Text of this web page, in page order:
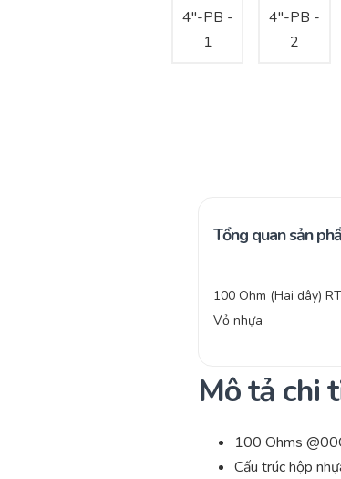
Tổng quan sản
100 Ohm (Hai dây)
Vỏ nhựa
Mô tả chi
100 Ohms
Cấu trúc hộp